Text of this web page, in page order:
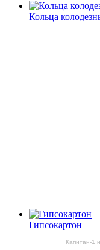
Капитан-1
Кольца
Гипсокартон